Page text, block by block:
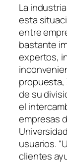
La
esta
entre
bastante
expertos,
propuesta,
de su
el
empresas
usuarios.
clientes